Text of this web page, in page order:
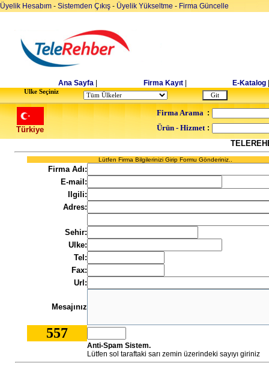
Üyelik Hesabım - Sistemden Çıkış - Üyelik Yükseltme - Firma Güncelle
Ana Sayfa Firma Kayıt E-Katalog
Ulke Seçiniz
Türkiye
Firma Arama :
Ürün - Hizmet :
Lütfen Firma Bilgilerinizi Girip Formu Gönderiniz..
Firma Adı:
E-mail:
Ilgili:
Adres:
Sehir:
Ulke:
Tel:
Fax:
Url:
Mesajınız
557
Anti-Spam Sistem.
Lütfen sol taraftaki sarı zemin üzerindeki sayıyı giriniz